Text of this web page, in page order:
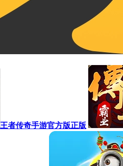
王者传奇手游官方版正版